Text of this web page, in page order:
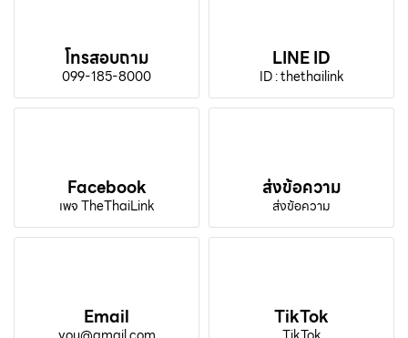
โทรสอบถาม
099-185-8000
LINE ID
ID : thethailink
Facebook
เพจ TheThaiLink
ส่งข้อความ
ส่งข้อความ
Email TikTok